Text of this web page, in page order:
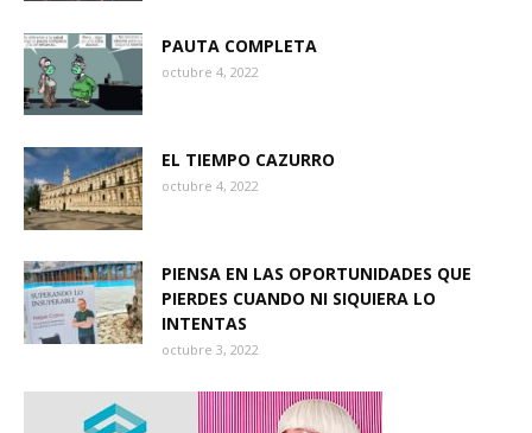
PAUTA COMPLETA
octubre 4, 2022
EL TIEMPO CAZURRO
octubre 4, 2022
PIENSA EN LAS OPORTUNIDADES QUE
PIERDES CUANDO NI SIQUIERA LO
INTENTAS
octubre 3, 2022